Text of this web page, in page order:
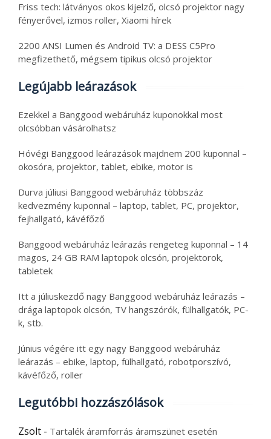
Friss tech: látványos okos kijelző, olcsó projektor nagy
fényerővel, izmos roller, Xiaomi hírek
2200 ANSI Lumen és Android TV: a DESS C5Pro
megfizethető, mégsem tipikus olcsó projektor
Legújabb leárazások
Ezekkel a Banggood webáruház kuponokkal most
olcsóbban vásárolhatsz
Hóvégi Banggood leárazások majdnem 200 kuponnal –
okosóra, projektor, tablet, ebike, motor is
Durva júliusi Banggood webáruház többszáz
kedvezmény kuponnal – laptop, tablet, PC, projektor,
fejhallgató, kávéfőző
Banggood webáruház leárazás rengeteg kuponnal – 14
magos, 24 GB RAM laptopok olcsón, projektorok,
tabletek
Itt a júliuskezdő nagy Banggood webáruház leárazás –
drága laptopok olcsón, TV hangszórók, fülhallgatók, PC-
k, stb.
Június végére itt egy nagy Banggood webáruház
leárazás – ebike, laptop, fülhallgató, robotporszívó,
kávéfőző, roller
Legutóbbi hozzászólások
Zsolt - Tartalék áramforrás áramszünet esetén